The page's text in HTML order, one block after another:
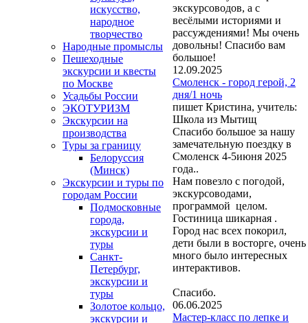
искусство,
народное
творчество
Народные промыслы
Пешеходные
экскурсии и квесты
по Москве
Усадьбы России
ЭКОТУРИЗМ
Экскурсии на
производства
Туры за границу
Белоруссия
(Минск)
Экскурсии и туры по
городам России
Подмосковные
города,
экскурсии и
туры
Санкт-
Петербург,
экскурсии и
туры
Золотое кольцо,
экскурсии и
экскурсоводов, а с
весёлыми историями и
рассуждениями! Мы очень
довольны! Спасибо вам
большое!
12.09.2025
Смоленск - город герой, 2
дня/1 ночь
пишет Кристина, учитель:
Школа из Мытищ
Спасибо большое за нашу
замечательную поездку в
Смоленск 4-5июня 2025
года..
Нам повезло с погодой,
экскурсоводами,
программой целом.
Гостиница шикарная .
Город нас всех покорил,
дети были в восторге, очень
много было интересных
интерактивов.
Спасибо.
06.06.2025
Мастер-класс по лепке и